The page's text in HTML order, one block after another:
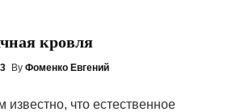
кровля
By Фоменко Евгений
известно, что естественное